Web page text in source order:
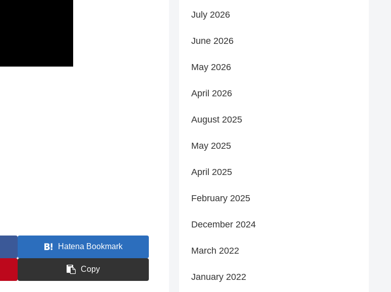
Hatena Bookmark
Copy
July 2026
June 2026
May 2026
April 2026
August 2025
May 2025
April 2025
February 2025
December 2024
March 2022
January 2022